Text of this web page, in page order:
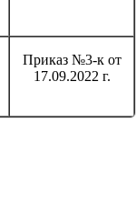
Приказ №3-к от
17.09.2022 г.